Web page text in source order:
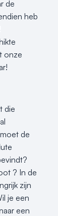
de
heb
onze
die
de
? In de
zijn
je een
een